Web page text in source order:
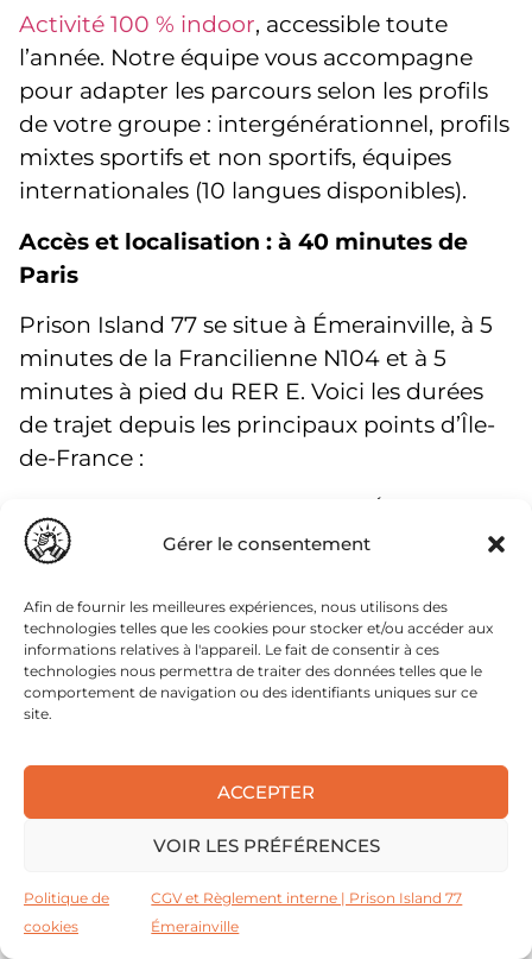
Gérer le consentement
Afin de fournir les meilleures expériences, nous utilisons des
technologies telles que les cookies pour stocker et/ou accéder aux
informations relatives à l'appareil. Le fait de consentir à ces
technologies nous permettra de traiter des données telles que le
comportement de navigation ou des identifiants uniques sur ce
site.
ACCEPTER
VOIR LES PRÉFÉRENCES
Politique de
cookies
CGV et Règlement interne | Prison Island 77
Émerainville
Activité 100 % indoor, accessible toute
l’année. Notre équipe vous accompagne
pour adapter les parcours selon les profils
de votre groupe : intergénérationnel, profils
mixtes sportifs et non sportifs, équipes
internationales (10 langues disponibles).
Accès et localisation : à 40 minutes de
Paris
Prison Island 77 se situe à Émerainville, à 5
minutes de la Francilienne N104 et à 5
minutes à pied du RER E. Voici les durées
de trajet depuis les principaux points d’Île-
de-France :
Temps d’accès à Prison Island 77 (Émerainville)
Point de départ
En
Paris Châtelet
≈ 35
min
≈ 40 min
RER E
min
Paris Bercy
≈ 30